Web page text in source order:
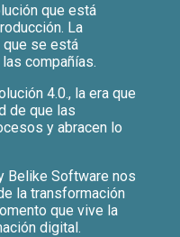
que está
La
que se está
compañías.
4.0., la era que
de que las
y abracen lo
Belike Software nos
la transformación
que vive la
digital.